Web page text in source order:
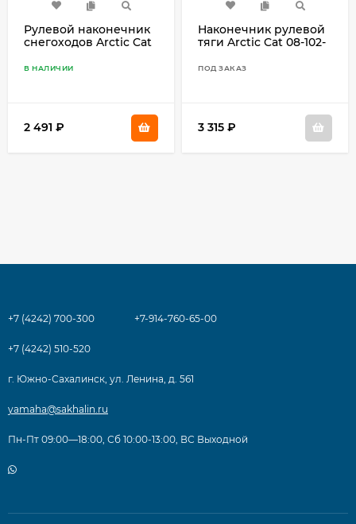
Рулевой наконечник
снегоходов Arctic Cat
В НАЛИЧИИ
2 491 ₽
Наконечник рулевой
тяги Arctic Cat 08-102-
ПОД ЗАКАЗ
3 315 ₽
+7 (4242) 700-300 +7-914-760-65-00
+7 (4242) 510-520
г. Южно-Сахалинск, ул. Ленина, д. 561
yamaha@sakhalin.ru
Пн-Пт 09:00—18:00, Сб 10:00-13:00, ВС Выходной